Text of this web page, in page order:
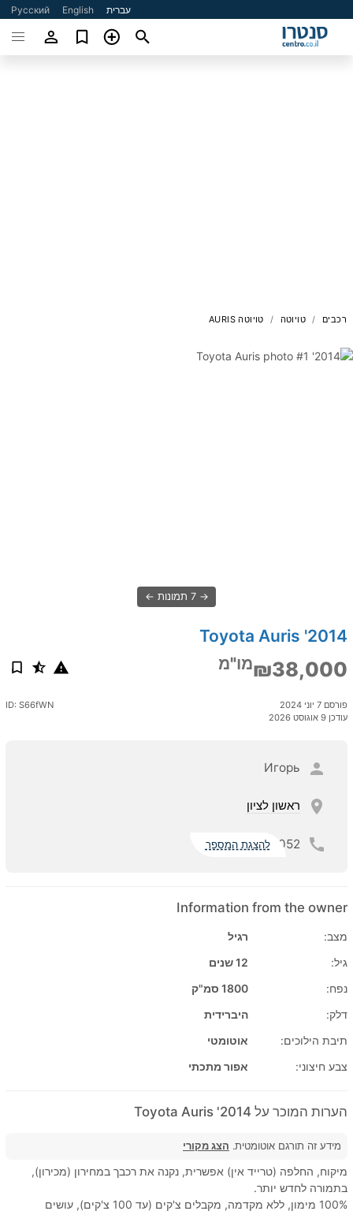
עברית English
Русский
רכבים טויוטה טויוטה AURIS
7 תמונות
2014' Toyota Auris
₪38,000מו"מ
פורסם 7 יוני 2024
עודכן 9 אוגוסט 2026
ID: S66fWN
Игорь
ראשון לציון
052 להצגת המספר
Information from the owner
מצב:
רגיל
גיל:
12 שנים
נפח:
1800 סמ"ק
דלק:
היברידית
תיבת הילוכים:
אוטומטי
צבע חיצוני:
אפור מתכתי
הערות המוכר על 2014' Toyota Auris
מידע זה תורגם אוטומטית. הצג מקורי
מיקוח, החלפה (טרייד אין) אפשרית, נקנה את רכבך במחירון (מכירון),
בתמורה לחדש יותר.
100% מימון, ללא מקדמה, מקבלים צ'קים (עד 100 צ'קים), עושים